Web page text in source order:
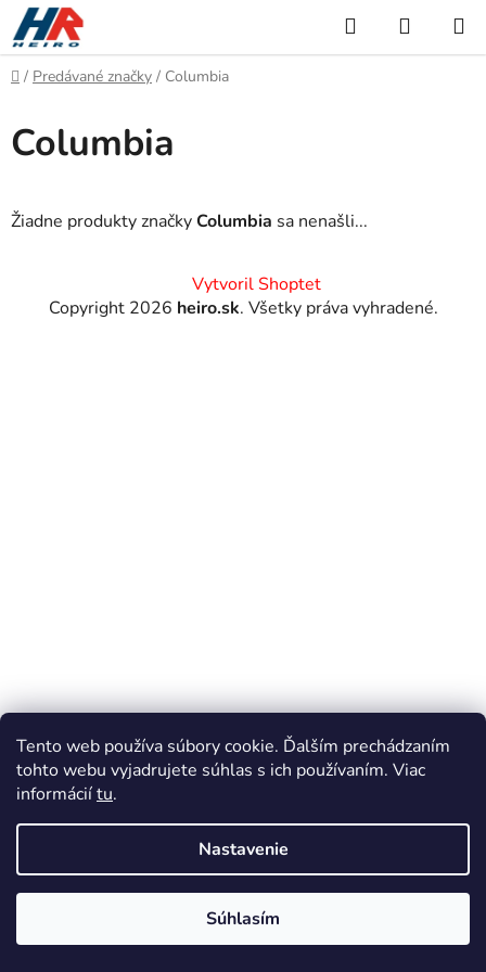
Tento web používa súbory cookie. Ďalším prechádzaním
tohto webu vyjadrujete súhlas s ich používaním. Viac
informáciítu.
Nastavenie
Súhlasím
Prejsť
na
obsah
Hľadať
KOŠÍK
Domov
/ Predávané značky / Columbia
Columbia
Žiadne produkty značkyColumbia sa nenašli...
Vytvoril Shoptet
Copyright 2026 heiro.sk. Všetky práva vyhradené.